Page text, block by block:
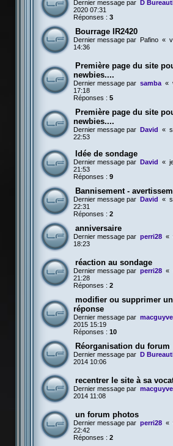
Dernier message par D
2020 07:31
Réponses : 3
Bourrage IR2420
Dernier message par Pafino «
14:36
Première page du site
newbies....
Dernier message par samba «
17:18
Réponses : 5
Première page du site
newbies....
Dernier message par David «
22:53
Idée de sondage
Dernier message par David «
21:53
Réponses : 9
Bannisement -
Dernier message par David «
22:31
Réponses : 2
anniversaire
Dernier message par perri28 «
18:23
réaction au sondage
Dernier message par perri28 «
21:28
Réponses : 2
modifier ou supprimer
réponse
Dernier message par
2015 15:19
Réponses : 10
Réorganisation du forum
Dernier message par D
2014 10:06
recentrer le site à sa
Dernier message par
2014 11:08
un forum photos
Dernier message par perri28 «
22:42
Réponses : 2